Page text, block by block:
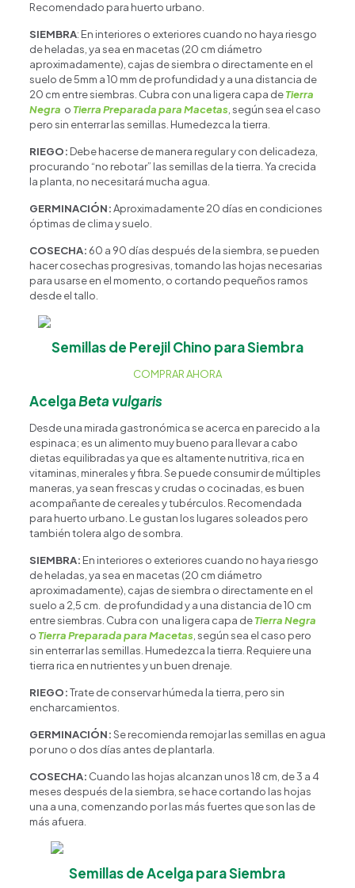
Recomendado para huerto urbano.
SIEMBRA: En interiores o exteriores cuando no haya riesgo
de heladas, ya sea en macetas (20 cm diámetro
aproximadamente), cajas de siembra o directamente en el
suelo de 5mm a 10 mm de profundidad y a una distancia de
20 cm entre siembras. Cubra con una ligera capa deTierra
Negra o Tierra Preparada para Macetas , según sea el caso
pero sin enterrar las semillas. Humedezca la tierra.
RIEGO: Debe hacerse de manera regular y con delicadeza,
procurando “no rebotar” las semillas de la tierra. Ya crecida
la planta, no necesitará mucha agua.
GERMINACIÓN:Aproximadamente 20 días en condiciones
óptimas de clima y suelo.
COSECHA: 60 a 90 días después de la siembra, se pueden
hacer cosechas progresivas, tomando las hojas necesarias
para usarse en el momento, o cortando pequeños ramos
desde el tallo.
Semillas de Perejil Chino para Siembra
COMPRAR AHORA
AcelgaBeta vulgaris
Desde una mirada gastronómica se acerca en parecido a la
espinaca; es un alimento muy bueno para llevar a cabo
dietas equilibradas ya que es altamente nutritiva, rica en
vitaminas, minerales y fibra. Se puede consumir de múltiples
maneras, ya sean frescas y crudas o cocinadas, es buen
acompañante de cereales y tubérculos. Recomendada
para huerto urbano. Le gustan los lugares soleados pero
también tolera algo de sombra.
SIEMBRA: En interiores o exteriores cuando no haya riesgo
de heladas, ya sea en macetas (20 cm diámetro
aproximadamente), cajas de siembra o directamente en el
suelo a 2,5 cm. de profundidad y a una distancia de 10 cm
entre siembras. Cubra con una ligera capa deTierra Negra
o Tierra Preparada para Macetas , según sea el caso pero
sin enterrar las semillas. Humedezca la tierra. Requiere una
tierra rica en nutrientes y un buen drenaje.
RIEGO:Trate de conservar húmeda la tierra, pero sin
encharcamientos.
GERMINACIÓN:Se recomienda remojar las semillas en agua
por uno o dos días antes de plantarla.
COSECHA: Cuando las hojas alcanzan unos 18 cm, de 3 a 4
meses después de la siembra, se hace cortando las hojas
una a una, comenzando por las más fuertes que son las de
más afuera.
Semillas de Acelga para Siembra